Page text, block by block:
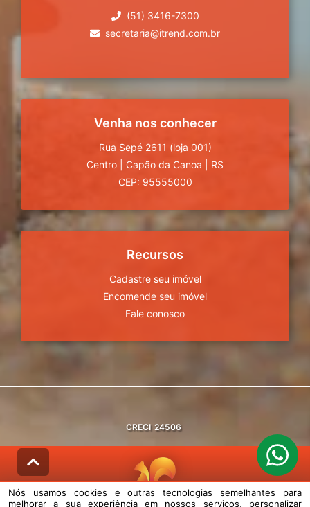
(51) 3416-7300
secretaria@itrend.com.br
Venha nos conhecer
Rua Sepé 2611 (loja 001)
Centro
Capão da Canoa
RS
CEP: 95555000
Recursos
Cadastre seu imóvel
Encomende seu imóvel
Fale conosco
CRECI 24506
Nós usamos cookies e outras tecnologias semelhantes para
melhorar a sua experiência em nossos serviços, personalizar